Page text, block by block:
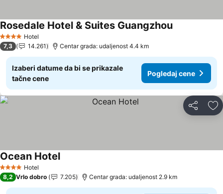
4 ZvezdiceHotel
Rosedale Hotel & Suites GuangzhouPogledaj
7,3 14.261 Centar grada: udaljenost 4.4 km
Izaberi datume da bi se prikazale
tačne cene
Pogledaj cene
Deli
4 ZvezdiceHotel
Ocean HotelPogledaj cene
8,2 Vrlo dobro 7.205 Centar grada: udaljenost 2.9 km